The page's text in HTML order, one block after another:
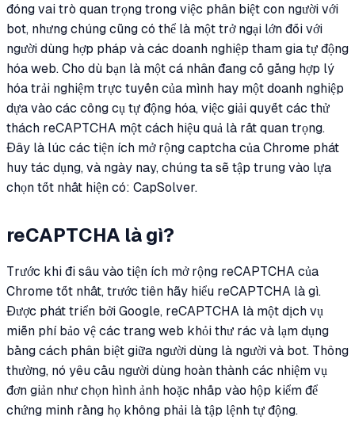
đóng vai trò quan trọng trong việc phân biệt con người với
bot, nhưng chúng cũng có thể là một trở ngại lớn đối với
người dùng hợp pháp và các doanh nghiệp tham gia tự động
hóa web. Cho dù bạn là một cá nhân đang cố gắng hợp lý
hóa trải nghiệm trực tuyến của mình hay một doanh nghiệp
dựa vào các công cụ tự động hóa, việc giải quyết các thử
thách reCAPTCHA một cách hiệu quả là rất quan trọng.
Đây là lúc các tiện ích mở rộng captcha của Chrome phát
huy tác dụng, và ngày nay, chúng ta sẽ tập trung vào lựa
chọn tốt nhất hiện có: CapSolver.
reCAPTCHA là gì?
Trước khi đi sâu vào tiện ích mở rộng reCAPTCHA của
Chrome tốt nhất, trước tiên hãy hiểu reCAPTCHA là gì.
Được phát triển bởi Google, reCAPTCHA là một dịch vụ
miễn phí bảo vệ các trang web khỏi thư rác và lạm dụng
bằng cách phân biệt giữa người dùng là người và bot. Thông
thường, nó yêu cầu người dùng hoàn thành các nhiệm vụ
đơn giản như chọn hình ảnh hoặc nhấp vào hộp kiểm để
chứng minh rằng họ không phải là tập lệnh tự động.